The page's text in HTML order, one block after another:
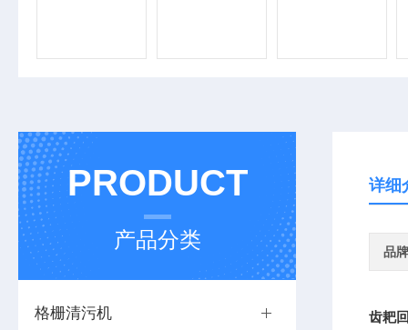
PRODUCT
产品分类
格栅清污机
详细
品牌
齿耙